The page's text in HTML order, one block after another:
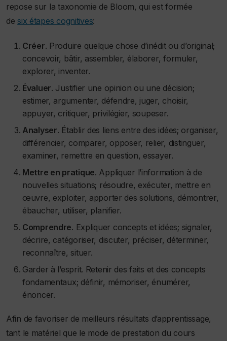
repose sur la taxonomie de Bloom, qui est formée
de six étapes cognitives:
Créer. Produire quelque chose d’inédit ou d’original;
concevoir, bâtir, assembler, élaborer, formuler,
explorer, inventer.
Évaluer. Justifier une opinion ou une décision;
estimer, argumenter, défendre, juger, choisir,
appuyer, critiquer, privilégier, soupeser.
Analyser. Établir des liens entre des idées; organiser,
différencier, comparer, opposer, relier, distinguer,
examiner, remettre en question, essayer.
Mettre en pratique. Appliquer l’information à de
nouvelles situations; résoudre, exécuter, mettre en
œuvre, exploiter, apporter des solutions, démontrer,
ébaucher, utiliser, planifier.
Comprendre. Expliquer concepts et idées; signaler,
décrire, catégoriser, discuter, préciser, déterminer,
reconnaître, situer.
Garder à l’esprit. Retenir des faits et des concepts
fondamentaux; définir, mémoriser, énumérer,
énoncer.
Afin de favoriser de meilleurs résultats d’apprentissage,
tant le matériel que le mode de prestation du cours